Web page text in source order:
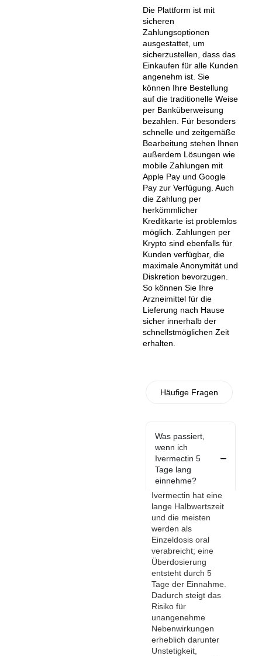
Die Plattform ist mit
sicheren
Zahlungsoptionen
ausgestattet, um
sicherzustellen, dass das
Einkaufen für alle Kunden
angenehm ist. Sie
können Ihre Bestellung
auf die traditionelle Weise
per Banküberweisung
bezahlen. Für besonders
schnelle und zeitgemäße
Bearbeitung stehen Ihnen
außerdem Lösungen wie
mobile Zahlungen mit
Apple Pay und Google
Pay zur Verfügung. Auch
die Zahlung per
herkömmlicher
Kreditkarte ist problemlos
möglich. Zahlungen per
Krypto sind ebenfalls für
Kunden verfügbar, die
maximale Anonymität und
Diskretion bevorzugen.
So können Sie Ihre
Arzneimittel für die
Lieferung nach Hause
sicher innerhalb der
schnellstmöglichen Zeit
erhalten.
Häufige Fragen
Was passiert,
wenn ich
Ivermectin 5
Tage lang
einnehme?
Ivermectin hat eine
lange Halbwertszeit
und die meisten
werden als
Einzeldosis oral
verabreicht; eine
Überdosierung
entsteht durch 5
Tage der Einnahme.
Dadurch steigt das
Risiko für
unangenehme
Nebenwirkungen
erheblich darunter
Unstetigkeit,